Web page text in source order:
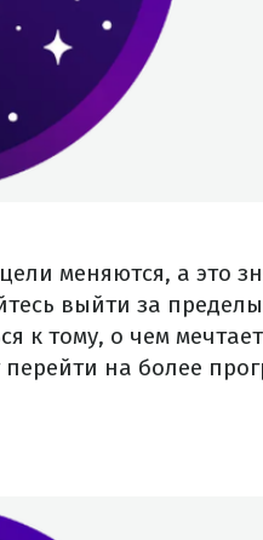
меняются, а это
выйти за пределы
к тому, о чем
на более